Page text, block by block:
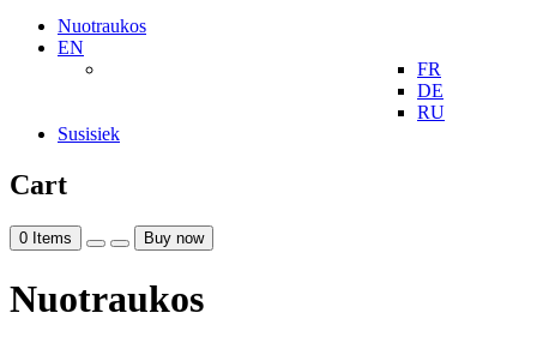
Nuotraukos
EN
FR
DE
RU
Susisiek
Cart
0 Items Buy now
Nuotraukos